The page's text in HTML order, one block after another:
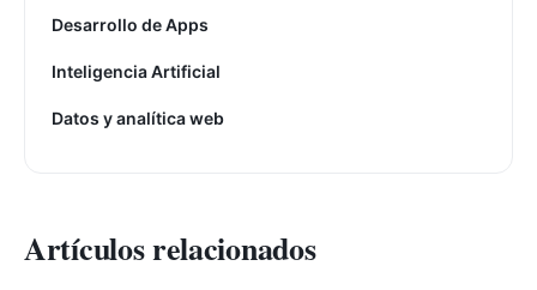
Desarrollo de Apps
Inteligencia Artificial
Datos y analítica web
Artículos relacionados